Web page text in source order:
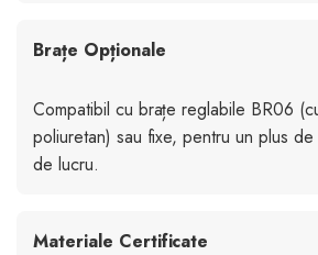
Brațe Opționale
Compatibil cu brațe reglabile BR06
poliuretan) sau fixe, pentru un plus
de lucru.
Materiale Certificate